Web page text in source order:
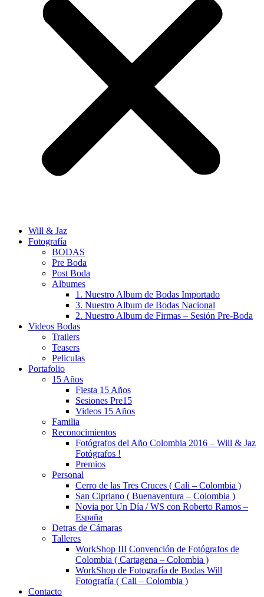
Will & Jaz
Fotografía
BODAS
Pre Boda
Post Boda
Albumes
1. Nuestro Album de Bodas Importado
3. Nuestro Album de Bodas Nacional
2. Nuestro Album de Firmas – Sesión Pre-Boda
Videos Bodas
Trailers
Teasers
Peliculas
Portafolio
15 Años
Fiesta 15 Años
Sesiones Pre15
Videos 15 Años
Familia
Reconocimientos
Fotógrafos del Año Colombia 2016 – Will & Jaz
Fotógrafos !
Premios
Personal
Cerro de las Tres Cruces ( Cali – Colombia )
San Cipriano ( Buenaventura – Colombia )
Novia por Un Día / WS con Roberto Ramos –
España
Detras de Cámaras
Talleres
WorkShop III Convención de Fotógrafos de
Colombia ( Cartagena – Colombia )
WorkShop de Fotografía de Bodas Will
Fotografía ( Cali – Colombia )
Contacto